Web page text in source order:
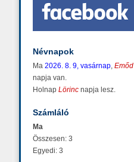
Névnapok
Ma 2026. 8. 9, vasárnap, Emőd
napja van.
Holnap Lörinc napja lesz.
Számláló
Ma
Összesen: 3
Egyedi: 3